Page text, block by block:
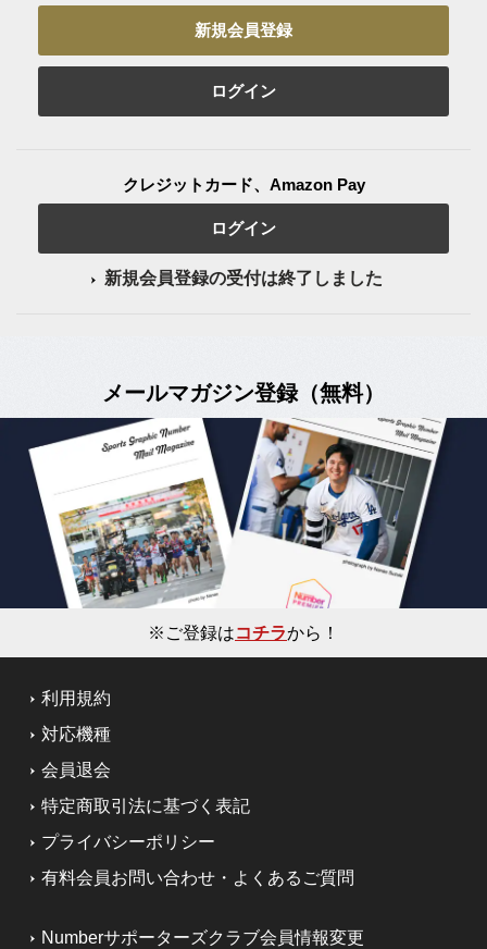
新規会員登録
ログイン
クレジットカード、Amazon Pay
ログイン
新規会員登録の受付は終了しました
メールマガジン登録（無料）
※ご登録はコチラから！
利用規約
対応機種
会員退会
特定商取引法に基づく表記
プライバシーポリシー
有料会員お問い合わせ・よくあるご質問
Numberサポーターズクラブ会員情報変更